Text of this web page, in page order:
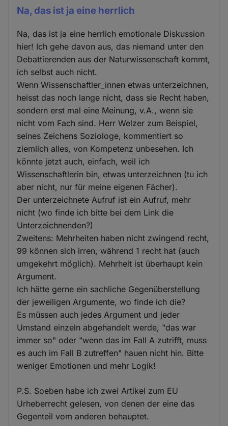
Na, das ist ja eine herrlich
Na, das ist ja eine herrlich emotionale Diskussion
hier! Ich gehe davon aus, das niemand unter den
Debattierenden aus der Naturwissenschaft kommt,
ich selbst auch nicht.
Wenn Wissenschaftler_innen etwas unterzeichnen,
heisst das noch lange nicht, dass sie Recht haben,
sondern erst mal eine Meinung, v.A., wenn sie
nicht vom Fach sind. Herr Welzer zum Beispiel,
seines Zeichens Soziologe, kommentiert so
ziemlich alles, von Kompetenz unbesehen. Ich
könnte jetzt auch, einfach, weil ich
Wissenschaftlerin bin, etwas unterzeichnen (tu ich
aber nicht, nur für meine eigenen Fächer).
Der unterzeichnete Aufruf ist ein Aufruf, mehr
nicht (wo finde ich bitte bei dem Link die
Unterzeichnenden?)
Zweitens: Mehrheiten haben nicht zwingend recht,
99 können sich irren, während 1 recht hat (auch
umgekehrt möglich). Mehrheit ist überhaupt kein
Argument.
Ich hätte gerne ein sachliche Gegenüberstellung
der jeweiligen Argumente, wo finde ich die?
Es müssen auch jedes Argument und jeder
Umstand einzeln abgehandelt werde, "das war
immer so" oder "wenn das im Fall A zutrifft, muss
es auch im Fall B zutreffen" hauen nicht hin. Bitte
weniger Emotionen und mehr Logik!
P.S. Soeben habe ich zwei Artikel zum EU
Urheberrecht gelesen, von denen der eine das
Gegenteil vom anderen behauptet.